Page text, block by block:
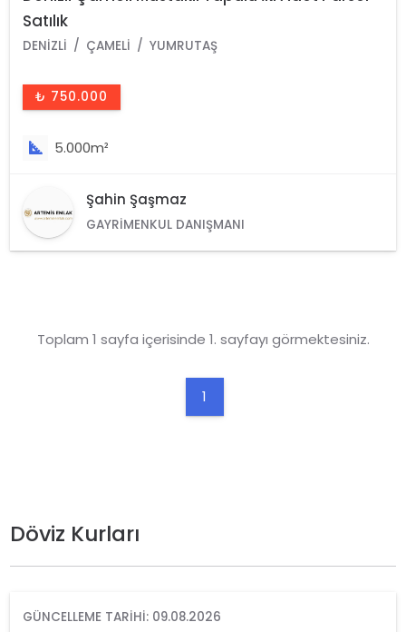
Satılık
DENIZLI ÇAMELI YUMRUTAŞ
₺ 750.000
5.000m²
Şahin Şaşmaz
GAYRIMENKUL DANIŞMANI
Toplam 1 sayfa içerisinde 1. sayfayı görmektesiniz.
1
Döviz Kurları
GÜNCELLEME TARIHI: 09.08.2026